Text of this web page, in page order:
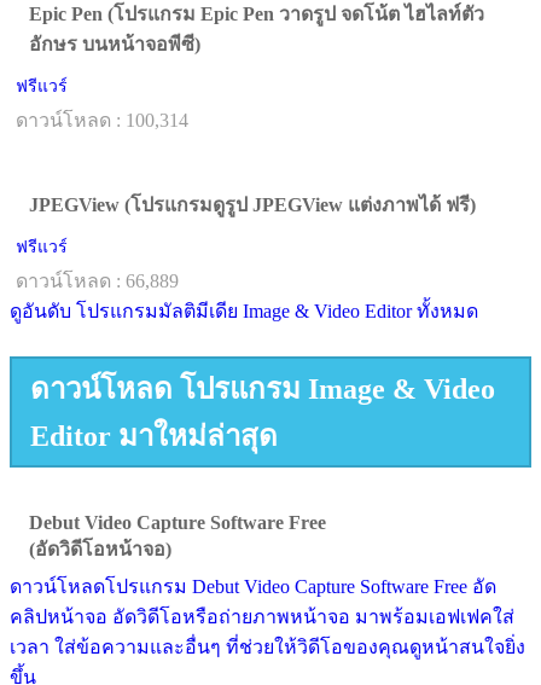
Epic Pen (โปรแกรม Epic Pen วาดรูป จดโน้ต ไฮไลท์ตัว
อักษร บนหน้าจอพีซี)
ฟรีแวร์
ดาวน์โหลด : 100,314
JPEGView (โปรแกรมดูรูป JPEGView แต่งภาพได้ ฟรี)
ฟรีแวร์
ดาวน์โหลด : 66,889
ดูอันดับ โปรแกรมมัลติมีเดีย Image & Video Editor ทั้งหมด
ดาวน์โหลด โปรแกรม Image & Video
Editor มาใหม่ล่าสุด
Debut Video Capture Software Free
(อัดวิดีโอหน้าจอ)
ดาวน์โหลดโปรแกรม Debut Video Capture Software Free อัด
คลิปหน้าจอ อัดวิดีโอหรือถ่ายภาพหน้าจอ มาพร้อมเอฟเฟคใส่
เวลา ใส่ข้อความและอื่นๆ ที่ช่วยให้วิดีโอของคุณดูหน้าสนใจยิ่ง
ขึ้น